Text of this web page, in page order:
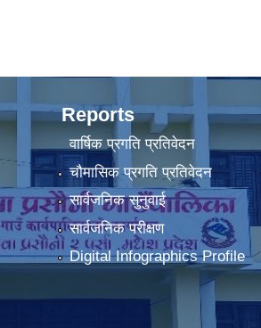
Reports
वार्षिक प्रगति प्रतिवेदन
चौमासिक प्रगति प्रतिवेदन
सार्वजनिक सुनुवाई
सार्वजनिक परीक्षण
Digital Infographics Profile